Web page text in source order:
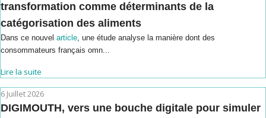
transformation comme déterminants de la
catégorisation des aliments
Dans ce nouvel article, une étude analyse la manière dont des
consommateurs français omn...
Lire la suite
6 Juillet 2026
DIGIMOUTH, vers une bouche digitale pour simuler